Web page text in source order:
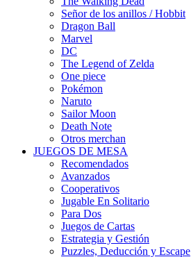
Señor de los anillos / Hobbit
Dragon Ball
Marvel
DC
The Legend of Zelda
One piece
Pokémon
Naruto
Sailor Moon
Death Note
Otros merchan
JUEGOS DE MESA
Recomendados
Avanzados
Cooperativos
Jugable En Solitario
Para Dos
Juegos de Cartas
Estrategia y Gestión
Puzzles, Deducción y Escape